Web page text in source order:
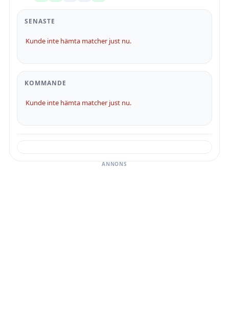
SENASTE
Kunde inte hämta matcher just nu.
KOMMANDE
Kunde inte hämta matcher just nu.
ANNONS